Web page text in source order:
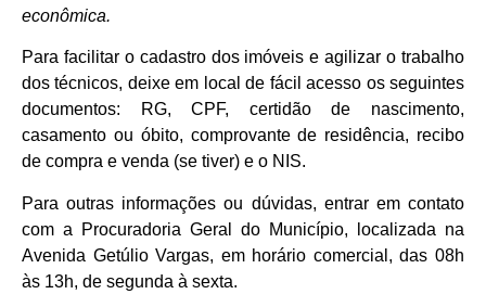
econômica.
Para facilitar o cadastro dos imóveis e agilizar o trabalho
dos técnicos, deixe em local de fácil acesso os seguintes
documentos: RG, CPF, certidão de nascimento,
casamento ou óbito, comprovante de residência, recibo
de compra e venda (se tiver) e o NIS.
Para outras informações ou dúvidas, entrar em contato
com a Procuradoria Geral do Município, localizada na
Avenida Getúlio Vargas, em horário comercial, das 08h
às 13h, de segunda à sexta.